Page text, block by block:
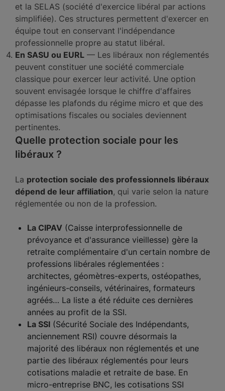
et la SELAS (société d'exercice libéral par actions
simplifiée). Ces structures permettent d'exercer en
équipe tout en conservant l'indépendance
professionnelle propre au statut libéral.
En SASU ou EURL — Les libéraux non réglementés
peuvent constituer une société commerciale
classique pour exercer leur activité. Une option
souvent envisagée lorsque le chiffre d'affaires
dépasse les plafonds du régime micro et que des
optimisations fiscales ou sociales deviennent
pertinentes.
Quelle protection sociale pour les
libéraux ?
La protection sociale des professionnels libéraux
dépend de leur affiliation, qui varie selon la nature
réglementée ou non de la profession.
La CIPAV (Caisse interprofessionnelle de
prévoyance et d'assurance vieillesse) gère la
retraite complémentaire d'un certain nombre de
professions libérales réglementées :
architectes, géomètres-experts, ostéopathes,
ingénieurs-conseils, vétérinaires, formateurs
agréés… La liste a été réduite ces dernières
années au profit de la SSI.
La SSI (Sécurité Sociale des Indépendants,
anciennement RSI) couvre désormais la
majorité des libéraux non réglementés et une
partie des libéraux réglementés pour leurs
cotisations maladie et retraite de base. En
micro-entreprise BNC, les cotisations SSI